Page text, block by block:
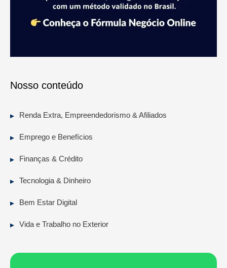
Nosso conteúdo
Renda Extra, Empreendedorismo & Afiliados
Emprego e Benefícios
Finanças & Crédito
Tecnologia & Dinheiro
Bem Estar Digital
Vida e Trabalho no Exterior